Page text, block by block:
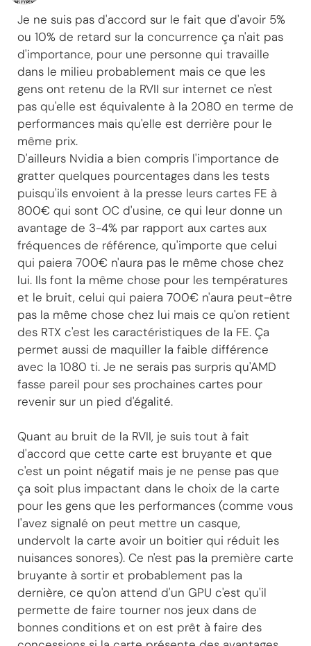
Je ne suis pas d'accord sur le fait que d'avoir 5%
ou 10% de retard sur la concurrence ça n'ait pas
d'importance, pour une personne qui travaille
dans le milieu probablement mais ce que les
gens ont retenu de la RVII sur internet ce n'est
pas qu'elle est équivalente à la 2080 en terme de
performances mais qu'elle est derrière pour le
même prix.
D'ailleurs Nvidia a bien compris l'importance de
gratter quelques pourcentages dans les tests
puisqu'ils envoient à la presse leurs cartes FE à
800€ qui sont OC d'usine, ce qui leur donne un
avantage de 3-4% par rapport aux cartes aux
fréquences de référence, qu'importe que celui
qui paiera 700€ n'aura pas le même chose chez
lui. Ils font la même chose pour les températures
et le bruit, celui qui paiera 700€ n'aura peut-être
pas la même chose chez lui mais ce qu'on retient
des RTX c'est les caractéristiques de la FE. Ça
permet aussi de maquiller la faible différence
avec la 1080 ti. Je ne serais pas surpris qu'AMD
fasse pareil pour ses prochaines cartes pour
revenir sur un pied d'égalité.
Quant au bruit de la RVII, je suis tout à fait
d'accord que cette carte est bruyante et que
c'est un point négatif mais je ne pense pas que
ça soit plus impactant dans le choix de la carte
pour les gens que les performances (comme vous
l'avez signalé on peut mettre un casque,
undervolt la carte avoir un boitier qui réduit les
nuisances sonores). Ce n'est pas la première carte
bruyante à sortir et probablement pas la
dernière, ce qu'on attend d'un GPU c'est qu'il
permette de faire tourner nos jeux dans de
bonnes conditions et on est prêt à faire des